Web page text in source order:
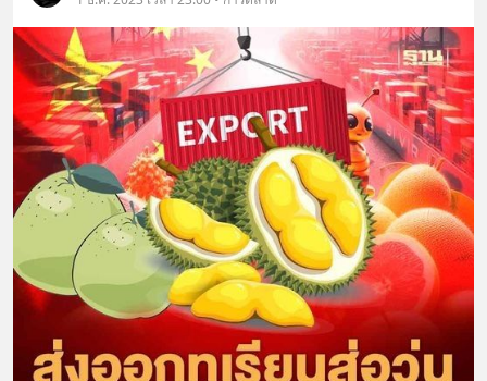
เติม Line : https://lin.ee/uaQvU5C
#เรียนรู้ผ่านการใช้จริง #มากกว่าการ
เรียนภาษา #InspireEnglish